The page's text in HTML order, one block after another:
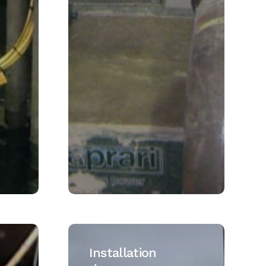
Installation
Biggleswade
Installation